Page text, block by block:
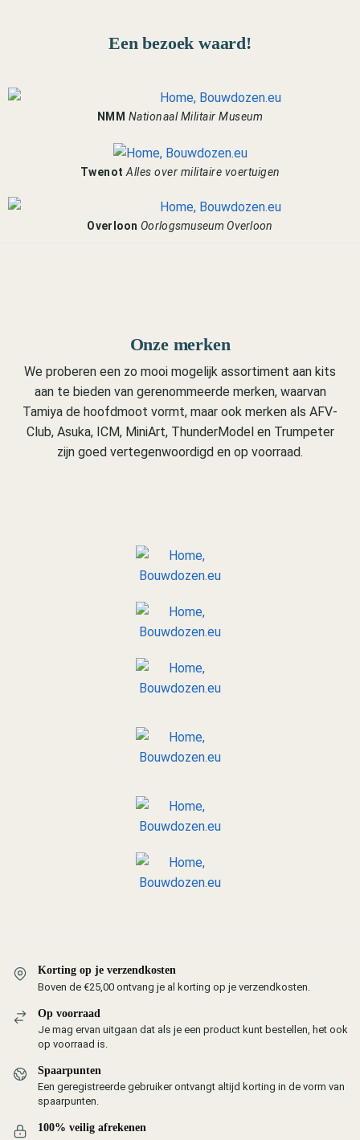
Een bezoek waard!
NMM Nationaal Militair Museum
Twenot Alles over militaire voertuigen
Overloon Oorlogsmuseum Overloon
Onze merken
We proberen een zo mooi mogelijk assortiment aan kits
aan te bieden van gerenommeerde merken, waarvan
Tamiya de hoofdmoot vormt, maar ook merken als AFV-
Club, Asuka, ICM, MiniArt, ThunderModel en Trumpeter
zijn goed vertegenwoordigd en op voorraad.
Korting op je verzendkosten
Boven de €25,00 ontvang je al korting op je verzendkosten.
Op voorraad
Je mag ervan uitgaan dat als je een product kunt bestellen, het ook
op voorraad is.
Spaarpunten
Een geregistreerde gebruiker ontvangt altijd korting in de vorm van
spaarpunten.
100% veilig afrekenen